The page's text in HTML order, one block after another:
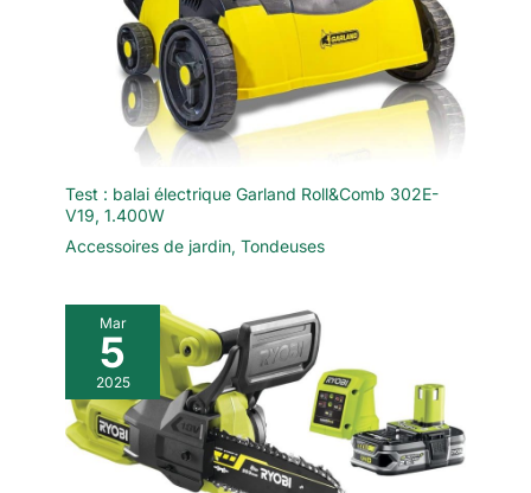
Test : balai électrique Garland Roll&Comb 302E-
V19, 1.400W
Accessoires de jardin, Tondeuses
Mar
5
2025